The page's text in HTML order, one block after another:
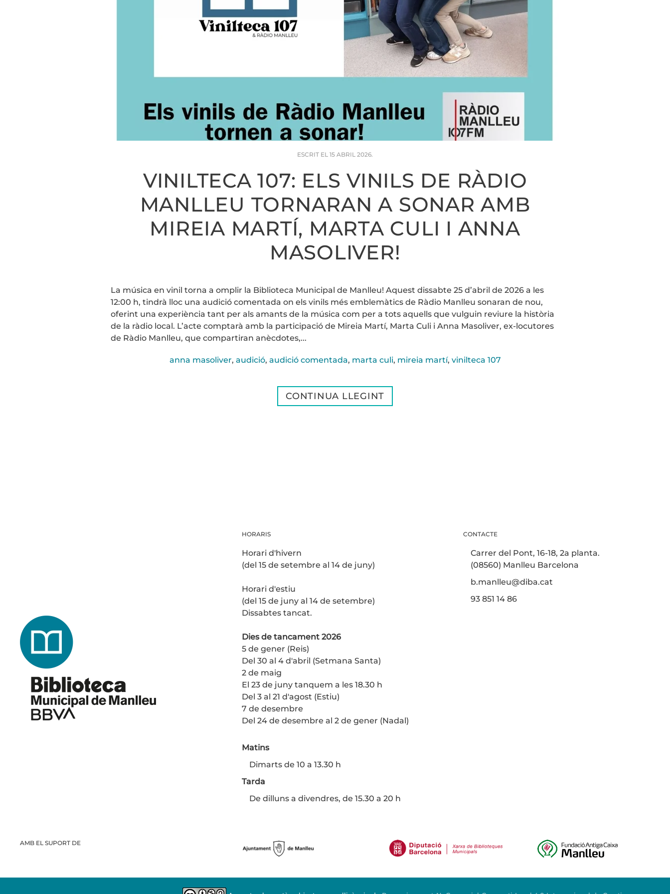
ESCRIT EL 15 ABRIL 2026.
VINILTECA 107: ELS VINILS DE RÀDIO
MANLLEU TORNARAN A SONAR AMB
MIREIA MARTÍ, MARTA CULI I ANNA
MASOLIVER!
La música en vinil torna a omplir la Biblioteca Municipal de Manlleu! Aquest dissabte 25 d’abril de 2026 a les
12:00 h, tindrà lloc una audició comentada on els vinils més emblemàtics de Ràdio Manlleu sonaran de nou,
oferint una experiència tant per als amants de la música com per a tots aquells que vulguin reviure la història
de la ràdio local. L’acte comptarà amb la participació de Mireia Martí, Marta Culi i Anna Masoliver, ex-locutores
de Ràdio Manlleu, que compartiran anècdotes,...
anna masoliver, audició, audició comentada, marta culi, mireia martí, vinilteca 107
CONTINUA LLEGINT
HORARIS
Horari d'hivern
(del 15 de setembre al 14 de juny)
Horari d'estiu
(del 15 de juny al 14 de setembre)
Dissabtes tancat.
Dies de tancament 2026
5 de gener (Reis)
Del 30 al 4 d'abril (Setmana Santa)
2 de maig
El 23 de juny tanquem a les 18.30 h
Del 3 al 21 d'agost (Estiu)
7 de desembre
Del 24 de desembre al 2 de gener (Nadal)
Matins
Dimarts de 10 a 13.30 h
Tarda
De dilluns a divendres, de 15.30 a 20 h
CONTACTE
Carrer del Pont, 16-18, 2a planta.
(08560) Manlleu Barcelona
b.manlleu@diba.cat
93 851 14 86
AMB EL SUPORT DE